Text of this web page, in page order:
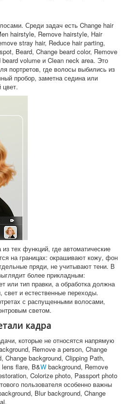
Среди задач есть Change hair
hairstyle, Remove hairstyle, Hair
stray hair, Reduce hair parting,
Beard, Change beard color, Remove
volume и Clean neck area. Это
портретов, где волосы выбились из
пробор, заметна седина или
цвет.
тех функций, где автоматические
на границах: окрашивают кожу, фон
пряди, не учитывают тени. В
более прикладным:
или тип правки, а обработка должна
свет и естественные переходы.
с распущенными волосами,
светом.
кадра
которые не относятся напрямую
Remove a person, Change
Change background, Clipping Path,
flare, B&W background, Remove
Colorize photo, Passport photo
пользователя особенно важны
Blur background, Change